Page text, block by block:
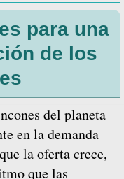
para una
de los
del planeta
en la demanda
la oferta crece,
que las